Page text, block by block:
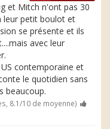
et Mitch n'ont pas 30
leur petit boulot et
se présente et ils
avec leur
contemporaine et
le quotidien sans
beaucoup.
8.1/10 de moyenne)